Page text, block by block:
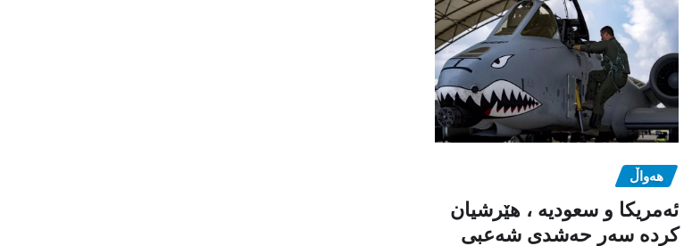
هەواڵ
ئەمریکا و سعودیە ، هێرشیان
کردە سەر حەشدی شەعبی